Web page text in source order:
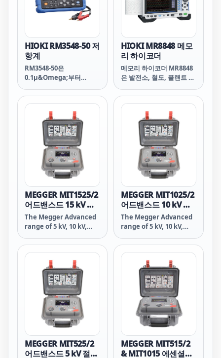
HIOKI RM3548-50 저
항계
RM3548-50은
0.1µ&Omega;부터
가능한 휴대용 저항계입니
다. EV의 유지 보수나 항공
기의 오버홀, 모터의 검사
등 폭넓은 용도에서 간단
조작으로 고정밀 측정을 실
현합니다.
HIOKI MR8848 메모
리 하이코더
메모리 하이코더 MR8848
은 발전소, 철도, 플랜트 공
는 현장에서 사용되는 기록
계입니다. 열악한 조건에서
의 낙하 시험과 진동 시험
을 통과한 견고한 하우징
설계. 인버터의 전압 및 전
류 파형을 포착하는 고속
샘플링과 이벤트 전체를 저
장하는 대용량 메모리, 그
리고 여러 신호의 상관관계
를 확인할 수 있는 다중 채
널 측정으로 중요한 파형을
놓치지 않습니다.
MEGGER MIT1525/2
어드밴스드 15 kV 절
연저항테스터
The Megger Advanced
range of 5 kV, 10 kV,
resistance testers is
ideal for engineers and
technicians
performing insulation
testing on
transformers, motors,
switchgear, and cables
in environments up to
230 kV. These
instruments support
IR, DAR, PI, DD, SV,
ramp, and PDC (with
MEGGER MIT1025/2
어드밴스드 10 kV 절
연저항테스터
The Megger Advanced
range of 5 kV, 10 kV,
resistance testers is
ideal for engineers and
technicians
performing insulation
testing on
transformers, motors,
switchgear, and cables
in environments up to
230 kV. These
instruments support
IR, DAR, PI, DD, SV,
ramp, and PDC (with
MEGGER MIT525/2
어드밴스드 5 kV 절연
MEGGER MIT515/2
& MIT1015 에센셜